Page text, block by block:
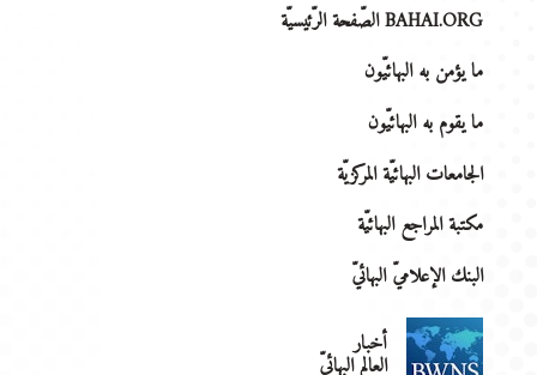
BAHAI.ORG الصّفحة الرّئيسيّة
ما يؤمن به البهائيّون
ما يقوم به البهائيّون
الجامعات البهائيّة المركزيّة
مكتبة المراجع البهائيّة
البنك الإعلاميّ البهائيّ
أخبار
العالم البهائيّ